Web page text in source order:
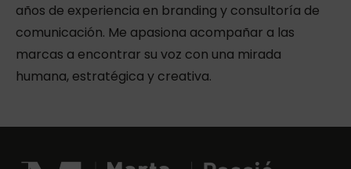
años de experiencia en branding y consultoría de
comunicación. Me apasiona acompañar a las
marcas a encontrar su voz con una mirada
humana, estratégica y creativa.